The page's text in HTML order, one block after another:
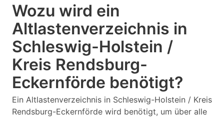
Wozu wird ein
Altlastenverzeichnis in
Schleswig-Holstein /
Kreis Rendsburg-
Eckernförde benötigt?
Ein Altlastenverzeichnis in Schleswig-Holstein / Kreis
Rendsburg-Eckernförde wird benötigt, um über alle